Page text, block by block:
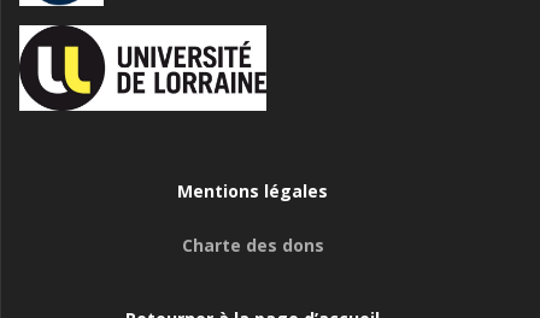
Mentions légales
Charte des dons